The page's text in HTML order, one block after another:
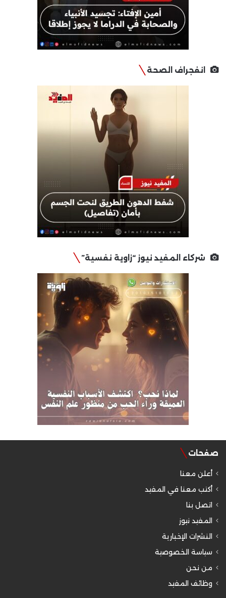
انفجراف الصحة
شركاء المفيد نيوز “زاوية نفسية”
صفحات
أعلن معنا
أكتب معنا في المفيد
اتصل بنا
المفيد نيوز
النشرات الإخبارية
سياسة الخصوصية
من نحن
وظائف المفيد